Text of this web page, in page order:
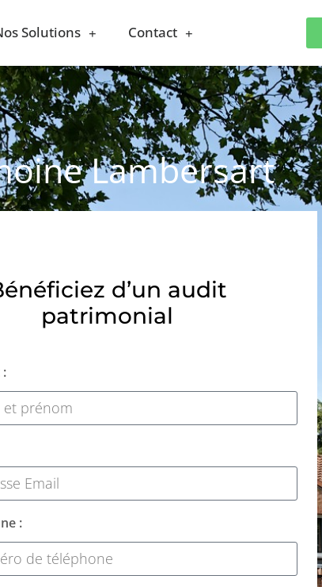
Solutions Contact
Lambersart
d’un audit
patrimonial
: